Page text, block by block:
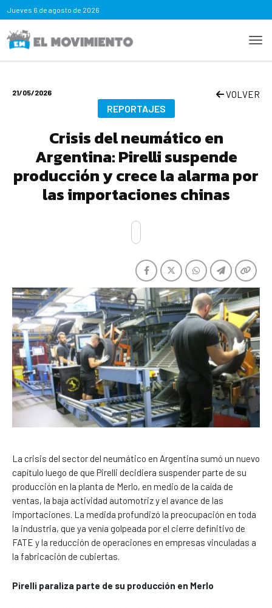
Jueves 6 de agosto de 2026
21/05/2026 VOLVER
REPORTAJES
Crisis del neumático en
Argentina: Pirelli suspende
producción y crece la alarma por
las importaciones chinas
La crisis del sector del neumático en Argentina sumó un nuevo
capítulo luego de que Pirelli decidiera suspender parte de su
producción en la planta de Merlo, en medio de la caída de
ventas, la baja actividad automotriz y el avance de las
importaciones. La medida profundizó la preocupación en toda
la industria, que ya venía golpeada por el cierre definitivo de
FATE y la reducción de operaciones en empresas vinculadas a
la fabricación de cubiertas.
Pirelli paraliza parte de su producción en Merlo